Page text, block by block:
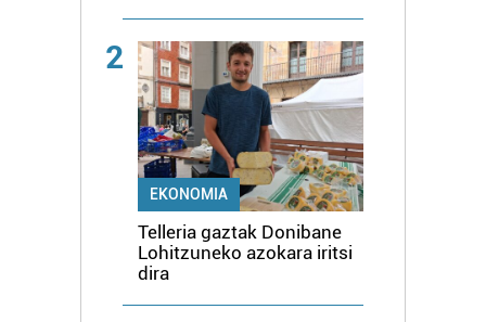
2
EKONOMIA
Telleria gaztak Donibane
Lohitzuneko azokara iritsi
dira